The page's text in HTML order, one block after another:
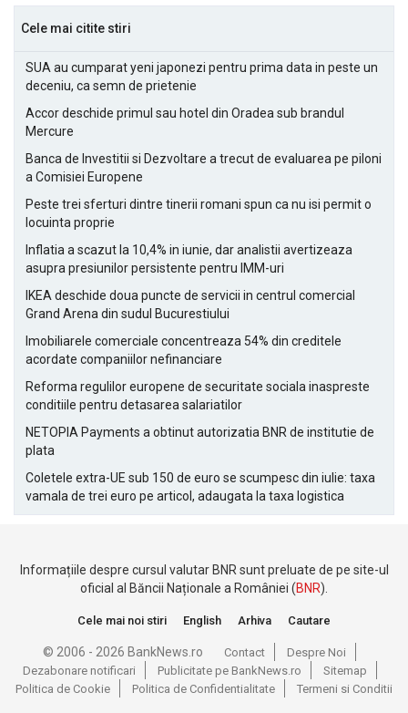
Cele mai citite stiri
SUA au cumparat yeni japonezi pentru prima data in peste un
deceniu, ca semn de prietenie
Accor deschide primul sau hotel din Oradea sub brandul
Mercure
Banca de Investitii si Dezvoltare a trecut de evaluarea pe piloni
a Comisiei Europene
Peste trei sferturi dintre tinerii romani spun ca nu isi permit o
locuinta proprie
Inflatia a scazut la 10,4% in iunie, dar analistii avertizeaza
asupra presiunilor persistente pentru IMM-uri
IKEA deschide doua puncte de servicii in centrul comercial
Grand Arena din sudul Bucurestiului
Imobiliarele comerciale concentreaza 54% din creditele
acordate companiilor nefinanciare
Reforma regulilor europene de securitate sociala inaspreste
conditiile pentru detasarea salariatilor
NETOPIA Payments a obtinut autorizatia BNR de institutie de
plata
Coletele extra-UE sub 150 de euro se scumpesc din iulie: taxa
vamala de trei euro pe articol, adaugata la taxa logistica
Informațiile despre cursul valutar BNR sunt preluate de pe site-ul
oficial al Băncii Naționale a României (BNR).
Cele mai noi stiri English Arhiva Cautare
© 2006 - 2026 BankNews.ro Contact
Despre Noi
Dezabonare notificari
Publicitate pe BankNews.ro
Sitemap
Politica de Cookie
Politica de Confidentialitate Termeni si Conditii